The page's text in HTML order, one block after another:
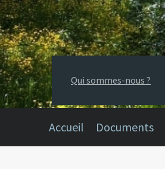
Qui sommes-nous ?
Accueil Documents